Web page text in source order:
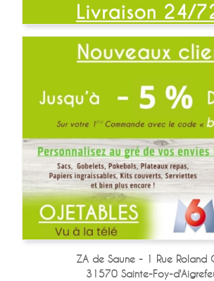
ZA de Saune - 1 Rue Roland
31570 Sainte-Foy-